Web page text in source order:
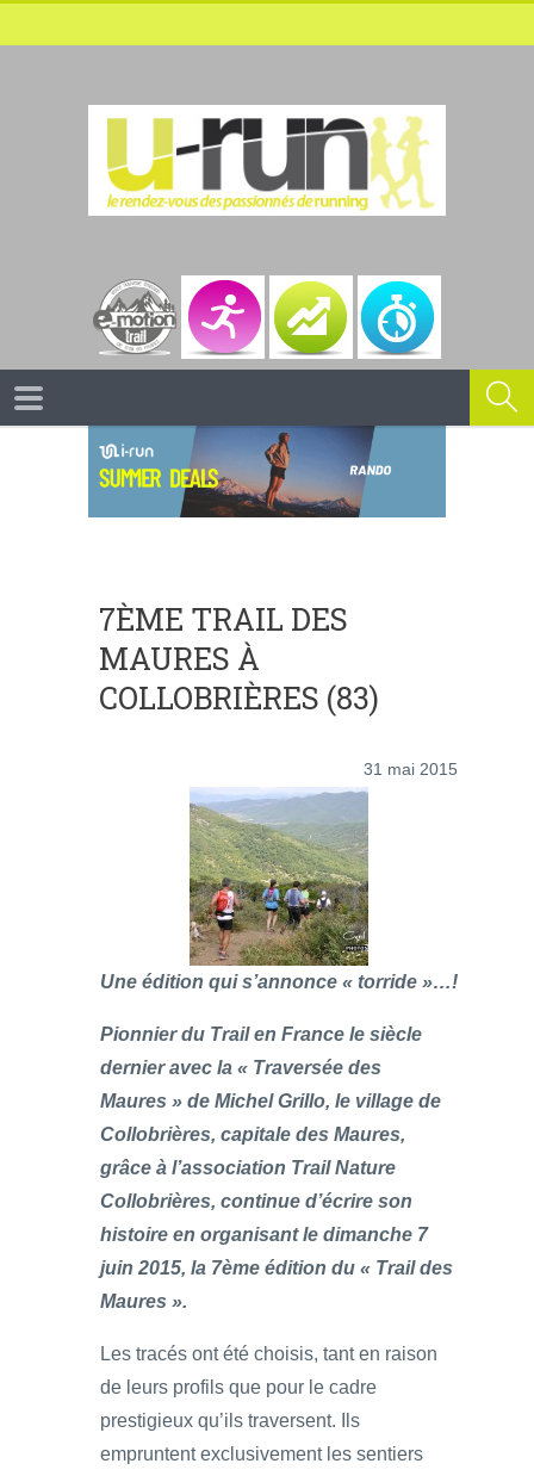
7ÈME TRAIL DES
MAURES À
COLLOBRIÈRES (83)
31 mai 2015
Une édition qui s’annonce « torride »…!
Pionnier du Trail en France le siècle
dernier avec la « Traversée des
Maures » de Michel Grillo, le village de
Collobrières, capitale des Maures,
grâce à l’association Trail Nature
Collobrières, continue d’écrire son
histoire en organisant le dimanche 7
juin 2015, la 7ème édition du « Trail des
Maures ».
Les tracés ont été choisis, tant en raison
de leurs profils que pour le cadre
prestigieux qu’ils traversent. Ils
empruntent exclusivement les sentiers